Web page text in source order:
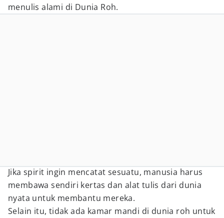
menulis alami di Dunia Roh.
Jika spirit ingin mencatat sesuatu, manusia harus
membawa sendiri kertas dan alat tulis dari dunia
nyata untuk membantu mereka.
Selain itu, tidak ada kamar mandi di dunia roh untuk